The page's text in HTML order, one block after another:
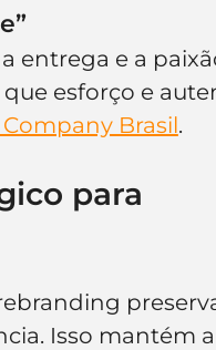
entrega e a
esforço e
Company Brasil.
para
Isso mantém